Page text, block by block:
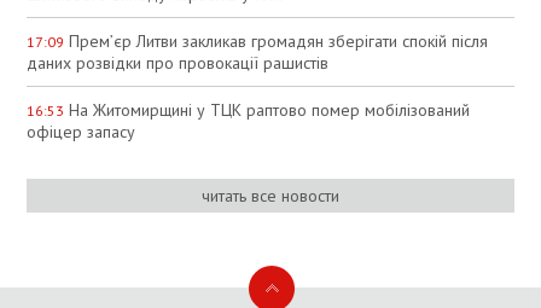
17:09 Прем’єр Литви закликав громадян зберігати спокій після
даних розвідки про провокації рашистів
16:53 На Житомирщині у ТЦК раптово помер мобілізований
офіцер запасу
читать все новости